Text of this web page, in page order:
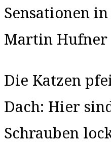
Sensationen
Martin Hufner
Die Katzen
Dach: Hier
Schrauben